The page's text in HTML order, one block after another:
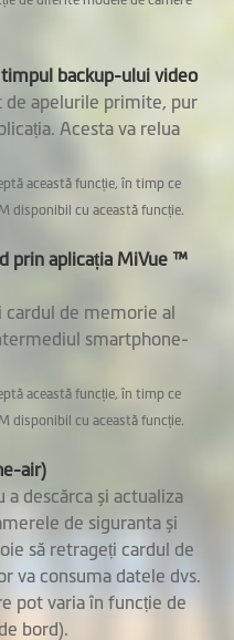
backup-ului video
de apelurile primite, pur
Acesta va relua
această funcție, în timp ce
disponibil cu această funcție.
prin aplicația MiVue ™
de memorie al
smartphone-
această funcție, în timp ce
disponibil cu această funcție.
air)
descărca și actualiza
de siguranta și
să retrageți cardul de
va consuma datele dvs.
pot varia în funcție de
bord).